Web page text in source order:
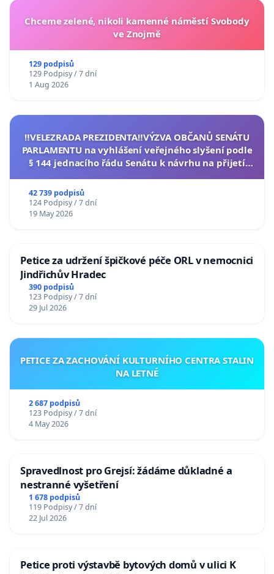
Chceme zelené, nikoli kamenné náměstí Svobody
ve Znojmě
129 podpisů
129 Podpisy / 7 dní
1 Aug 2026
‼️VELEZRADA PREZIDENTA‼️VÝZVA OBČANŮ SENÁTU
PARLAMENTU na vyhlášení veřejného slyšení podle
§ 144 jednacího řádu Senátu k návrhu na přijetí
42 739 podpisů
124 Podpisy / 7 dní
19 May 2026
Petice za udržení špičkové péče ORL v nemocnici
Jindřichův Hradec
390 podpisů
123 Podpisy / 7 dní
29 Jul 2026
PETICE ZA ZACHOVÁNÍ KULTURNÍHO CENTRA STALIN
NA LETNÉ
2 687 podpisů
123 Podpisy / 7 dní
4 May 2026
Spravedlnost pro Grejsí: žádáme důkladné a
nestranné vyšetření
1 678 podpisů
119 Podpisy / 7 dní
22 Jul 2026
Petice proti výstavbě bytových domů v ulici K